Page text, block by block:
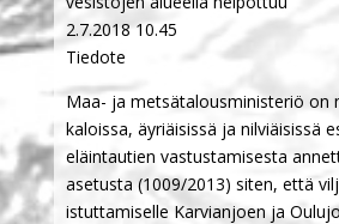
2.7.2018 10.45
Tiedote
Maa- ja metsätalousministeriö on
kaloissa, äyriäisissä ja nilviäisissä
eläintautien vastustamisesta
asetusta (1009/2013) siten, että
istuttamiselle Karvianjoen ja